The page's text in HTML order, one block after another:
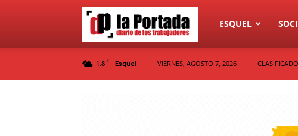
Diario
La
ESQUEL
1.8 C Esquel VIERNES, AGOSTO 7, 2026